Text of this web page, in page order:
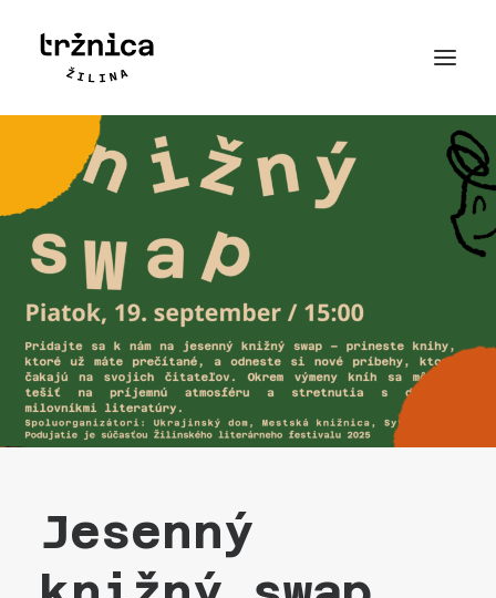
Novinky
Príbeh
Mapa
Kontakt
Najčastejšie otázky
Jesenný